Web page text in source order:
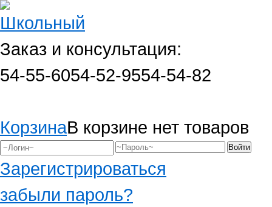
Заказ и консультация:
54-55-6054-52-9554-54-82
КорзинаВ корзине нет товаров
Зарегистрироваться
забыли пароль?